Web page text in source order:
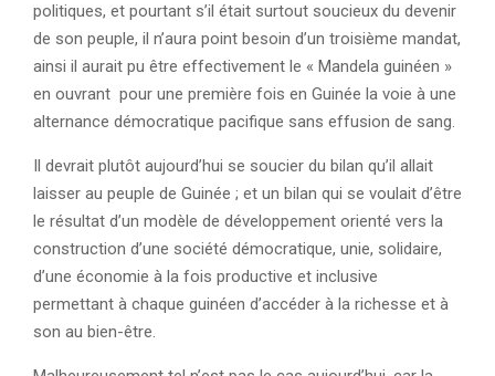
politiques, et pourtant s’il était surtout soucieux du devenir
de son peuple, il n’aura point besoin d’un troisième mandat,
ainsi il aurait pu être effectivement le « Mandela guinéen »
en ouvrant pour une première fois en Guinée la voie à une
alternance démocratique pacifique sans effusion de sang.
Il devrait plutôt aujourd’hui se soucier du bilan qu’il allait
laisser au peuple de Guinée ; et un bilan qui se voulait d’être
le résultat d’un modèle de développement orienté vers la
construction d’une société démocratique, unie, solidaire,
d’une économie à la fois productive et inclusive
permettant à chaque guinéen d’accéder à la richesse et à
son au bien-être.